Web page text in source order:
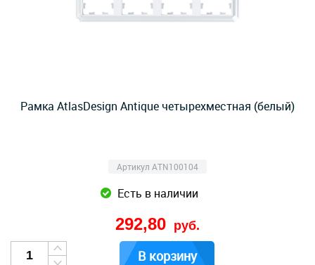
Рамка AtlasDesign Antique четырехместная (белый)
Артикул ATN100104
Есть в наличии
292,80 руб.
В корзину